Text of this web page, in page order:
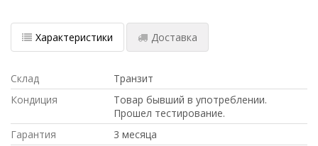
Характеристики Доставка
Склад
Транзит
Кондиция
Товар бывший в употреблении.
Прошел тестирование.
Гарантия
3 месяца